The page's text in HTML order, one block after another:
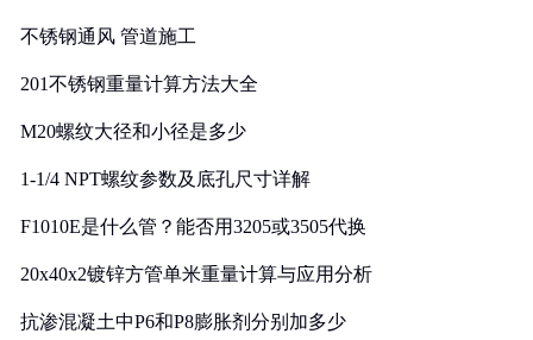
不锈钢通风 管道施工
201不锈钢重量计算方法大全
M20螺纹大径和小径是多少
1-1/4 NPT螺纹参数及底孔尺寸详解
F1010E是什么管？能否用3205或3505代换
20x40x2镀锌方管单米重量计算与应用分析
抗渗混凝土中P6和P8膨胀剂分别加多少